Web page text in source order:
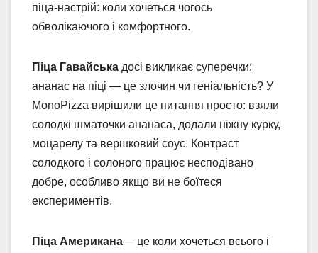
піца-настрій: коли хочеться чогось
обволікаючого і комфортного.
Піца Гавайська досі викликає суперечки:
ананас на піці — це злочин чи геніальність? У
MonoPizza вирішили це питання просто: взяли
солодкі шматочки ананаса, додали ніжну курку,
моцарелу та вершковий соус. Контраст
солодкого і солоного працює несподівано
добре, особливо якщо ви не боїтеся
експериментів.
Піца Американа— це коли хочеться всього і